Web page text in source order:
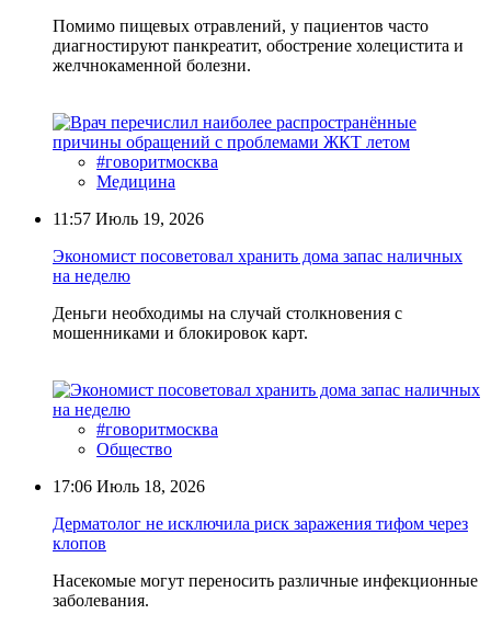
Помимо пищевых отравлений, у пациентов часто
диагностируют панкреатит, обострение холецистита и
желчнокаменной болезни.
#говоритмосква
Медицина
11:57 Июль 19, 2026
Экономист посоветовал хранить дома запас наличных
на неделю
Деньги необходимы на случай столкновения с
мошенниками и блокировок карт.
#говоритмосква
Общество
17:06 Июль 18, 2026
Дерматолог не исключила риск заражения тифом через
клопов
Насекомые могут переносить различные инфекционные
заболевания.